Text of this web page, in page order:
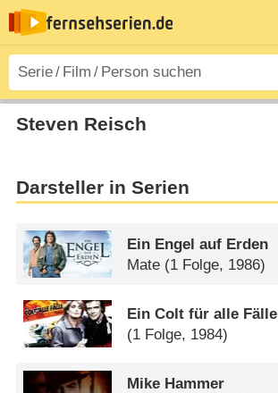
Steven Reisch
Darsteller in Serien
Ein Engel auf Erden
Mate (1 Folge, 1986)
Ein Colt für alle Fälle
(1 Folge, 1984)
Mike Hammer